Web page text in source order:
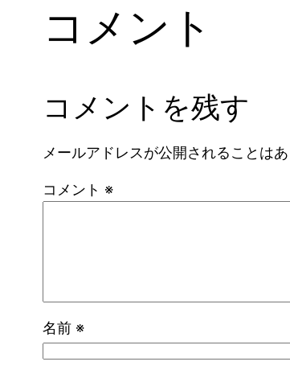
コメント
コメントを残す
メールアドレスが公開されることはあ
コメント ※
名前 ※